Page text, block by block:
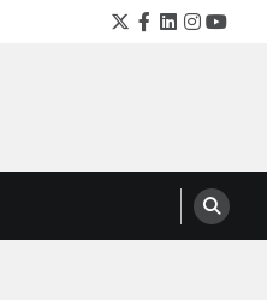
Twitter
Facebook
LinkedIn